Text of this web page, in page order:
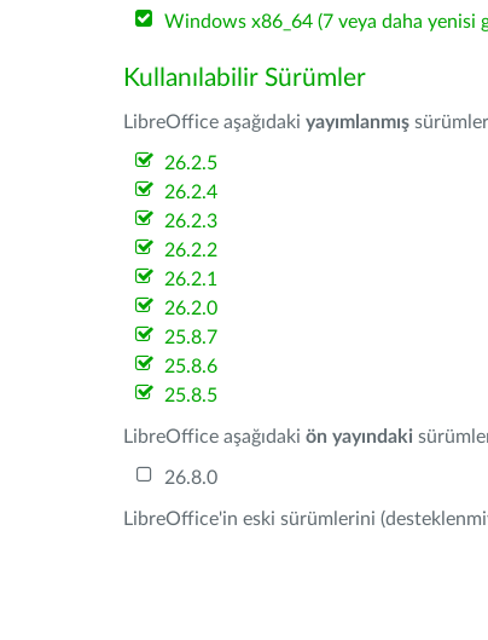
Windows x86_64 (7 veya daha yenisi
Kullanılabilir Sürümler
LibreOffice aşağıdaki yayımlanmış
26.2.5
26.2.4
26.2.3
26.2.2
26.2.1
26.2.0
25.8.7
25.8.6
25.8.5
LibreOffice aşağıdaki ön yayındaki
26.8.0
LibreOffice'in eski sürümlerini